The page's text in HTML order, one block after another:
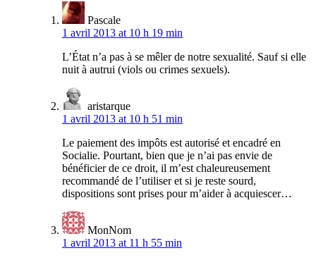
Pascale
1 avril 2013 at 10 h 19 min
L’État n’a pas à se mêler de notre sexualité. Sauf si elle
nuit à autrui (viols ou crimes sexuels).
aristarque
1 avril 2013 at 10 h 51 min
Le paiement des impôts est autorisé et encadré en
Socialie. Pourtant, bien que je n’ai pas envie de
bénéficier de ce droit, il m’est chaleureusement
recommandé de l’utiliser et si je reste sourd,
dispositions sont prises pour m’aider à acquiescer…
MonNom
1 avril 2013 at 11 h 55 min